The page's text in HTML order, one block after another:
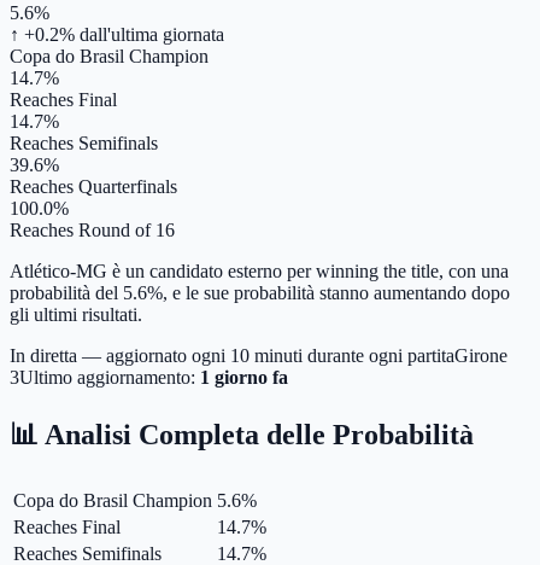
5.6%
↑ +0.2% dall'ultima giornata
Copa do Brasil Champion
14.7%
Reaches Final
14.7%
Reaches Semifinals
39.6%
Reaches Quarterfinals
100.0%
Reaches Round of 16
Atlético-MG è un candidato esterno per winning the title, con una
probabilità del 5.6%, e le sue probabilità stanno aumentando dopo
gli ultimi risultati.
In diretta — aggiornato ogni 10 minuti durante ogni partitaGirone
3Ultimo aggiornamento: 1 giorno fa
📊 Analisi Completa delle Probabilità
Copa do Brasil Champion 5.6%
Reaches Final
14.7%
Reaches Semifinals
14.7%